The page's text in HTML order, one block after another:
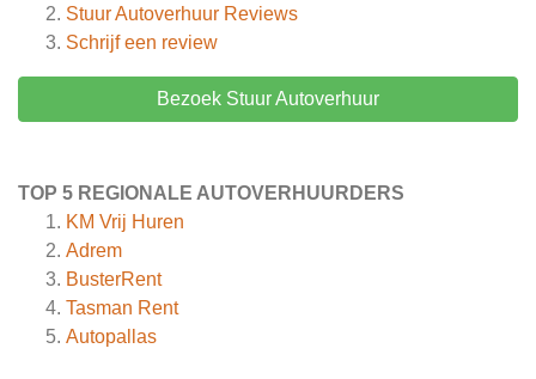
Stuur Autoverhuur Reviews
Schrijf een review
Bezoek Stuur Autoverhuur
TOP 5 REGIONALE AUTOVERHUURDERS
KM Vrij Huren
Adrem
BusterRent
Tasman Rent
Autopallas